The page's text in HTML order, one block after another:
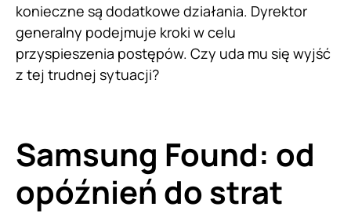
konieczne są dodatkowe działania. Dyrektor
generalny podejmuje kroki w celu
przyspieszenia postępów. Czy uda mu się wyjść
z tej trudnej sytuacji?
Samsung Found: od
opóźnień do strat